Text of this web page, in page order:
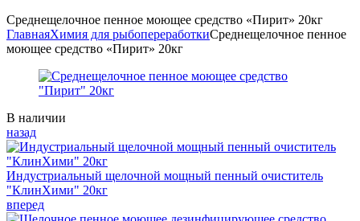
Среднещелочное пенное моющее средство «Пирит» 20кг
ГлавнаяХимия для рыбопереработкиСреднещелочное пенное
моющее средство «Пирит» 20кг
Availability:
В наличии
назад
Индустриальный щелочной мощный пенный очиститель
"КлинХими" 20кг
вперед